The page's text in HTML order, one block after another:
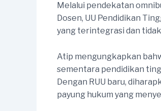
Melalui pendekatan
Dosen, UU Pendidikan
yang terintegrasi dan
Atip mengungkapkan
sementara pendidikan
Dengan RUU baru,
payung hukum yang